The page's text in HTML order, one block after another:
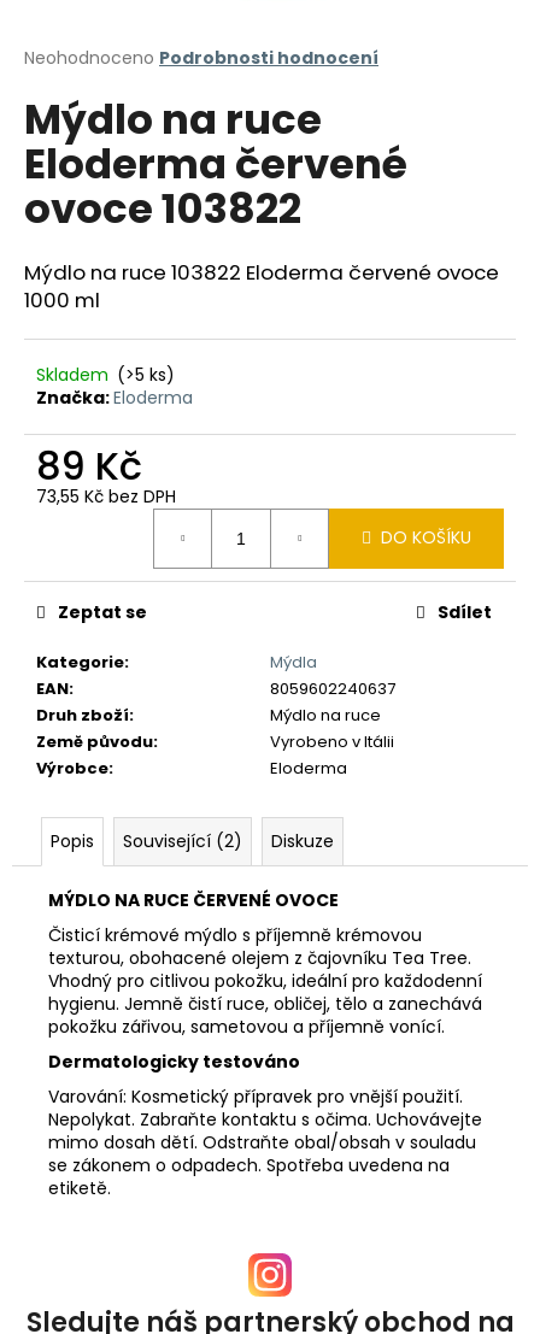
Průměrné
produktu
je
0,0
5
hvězdiček.
Neohodnoceno Podrobnosti hodnocení
Mýdlo na ruce
Eloderma červené
ovoce 103822
Mýdlo na ruce 103822 Eloderma červené ovoce
1000 ml
Skladem (>5 ks)
Značka:Eloderma
89 Kč
73,55 Kč bez DPH
DO KOŠÍKU
Kategorie:
Mýdla
EAN:
8059602240637
Druh zboží:
Mýdlo na ruce
Země původu:
Vyrobeno v Itálii
Výrobce: Eloderma
Zeptat se Sdílet
Popis Související (2) Diskuze
MÝDLO NA RUCE ČERVENÉ OVOCE
Čisticí krémové mýdlo s příjemně krémovou
texturou, obohacené olejem z čajovníku Tea Tree.
Vhodný pro citlivou pokožku, ideální pro každodenní
hygienu. Jemně čistí ruce, obličej, tělo a zanechává
pokožku zářivou, sametovou a příjemně vonící.
Dermatologicky testováno
Varování: Kosmetický přípravek pro vnější použití.
Nepolykat. Zabraňte kontaktu s očima. Uchovávejte
mimo dosah dětí. Odstraňte obal/obsah v souladu
se zákonem o odpadech. Spotřeba uvedena na
etiketě.
j
t
?
HLEDAT
D
o
p
o
e
m
e
Sledujte náš partnerský obchod na